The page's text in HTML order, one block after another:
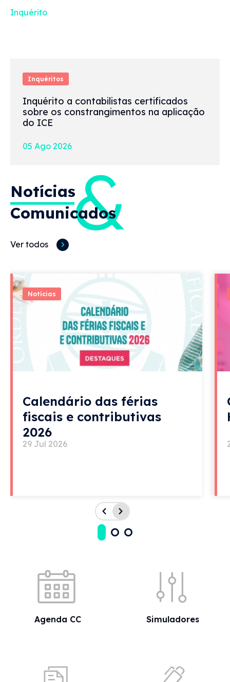
Inquéritos
Inquérito a contabilistas certificados
sobre os constrangimentos na aplicação
do ICE
05 Ago 2026
Inquérito
Notícias&
Comunicados
Ver todos
Notícias
Calendário das férias
fiscais e contributivas
2026
29 Jul 2026
Agenda CC Simuladores